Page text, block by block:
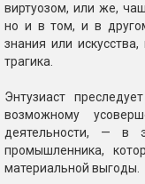
виртуозом, или же,
но и в том, и в
знания или
трагика.
Энтузиаст
возможному
деятельности, — в
промышленника,
материальной выгоды.